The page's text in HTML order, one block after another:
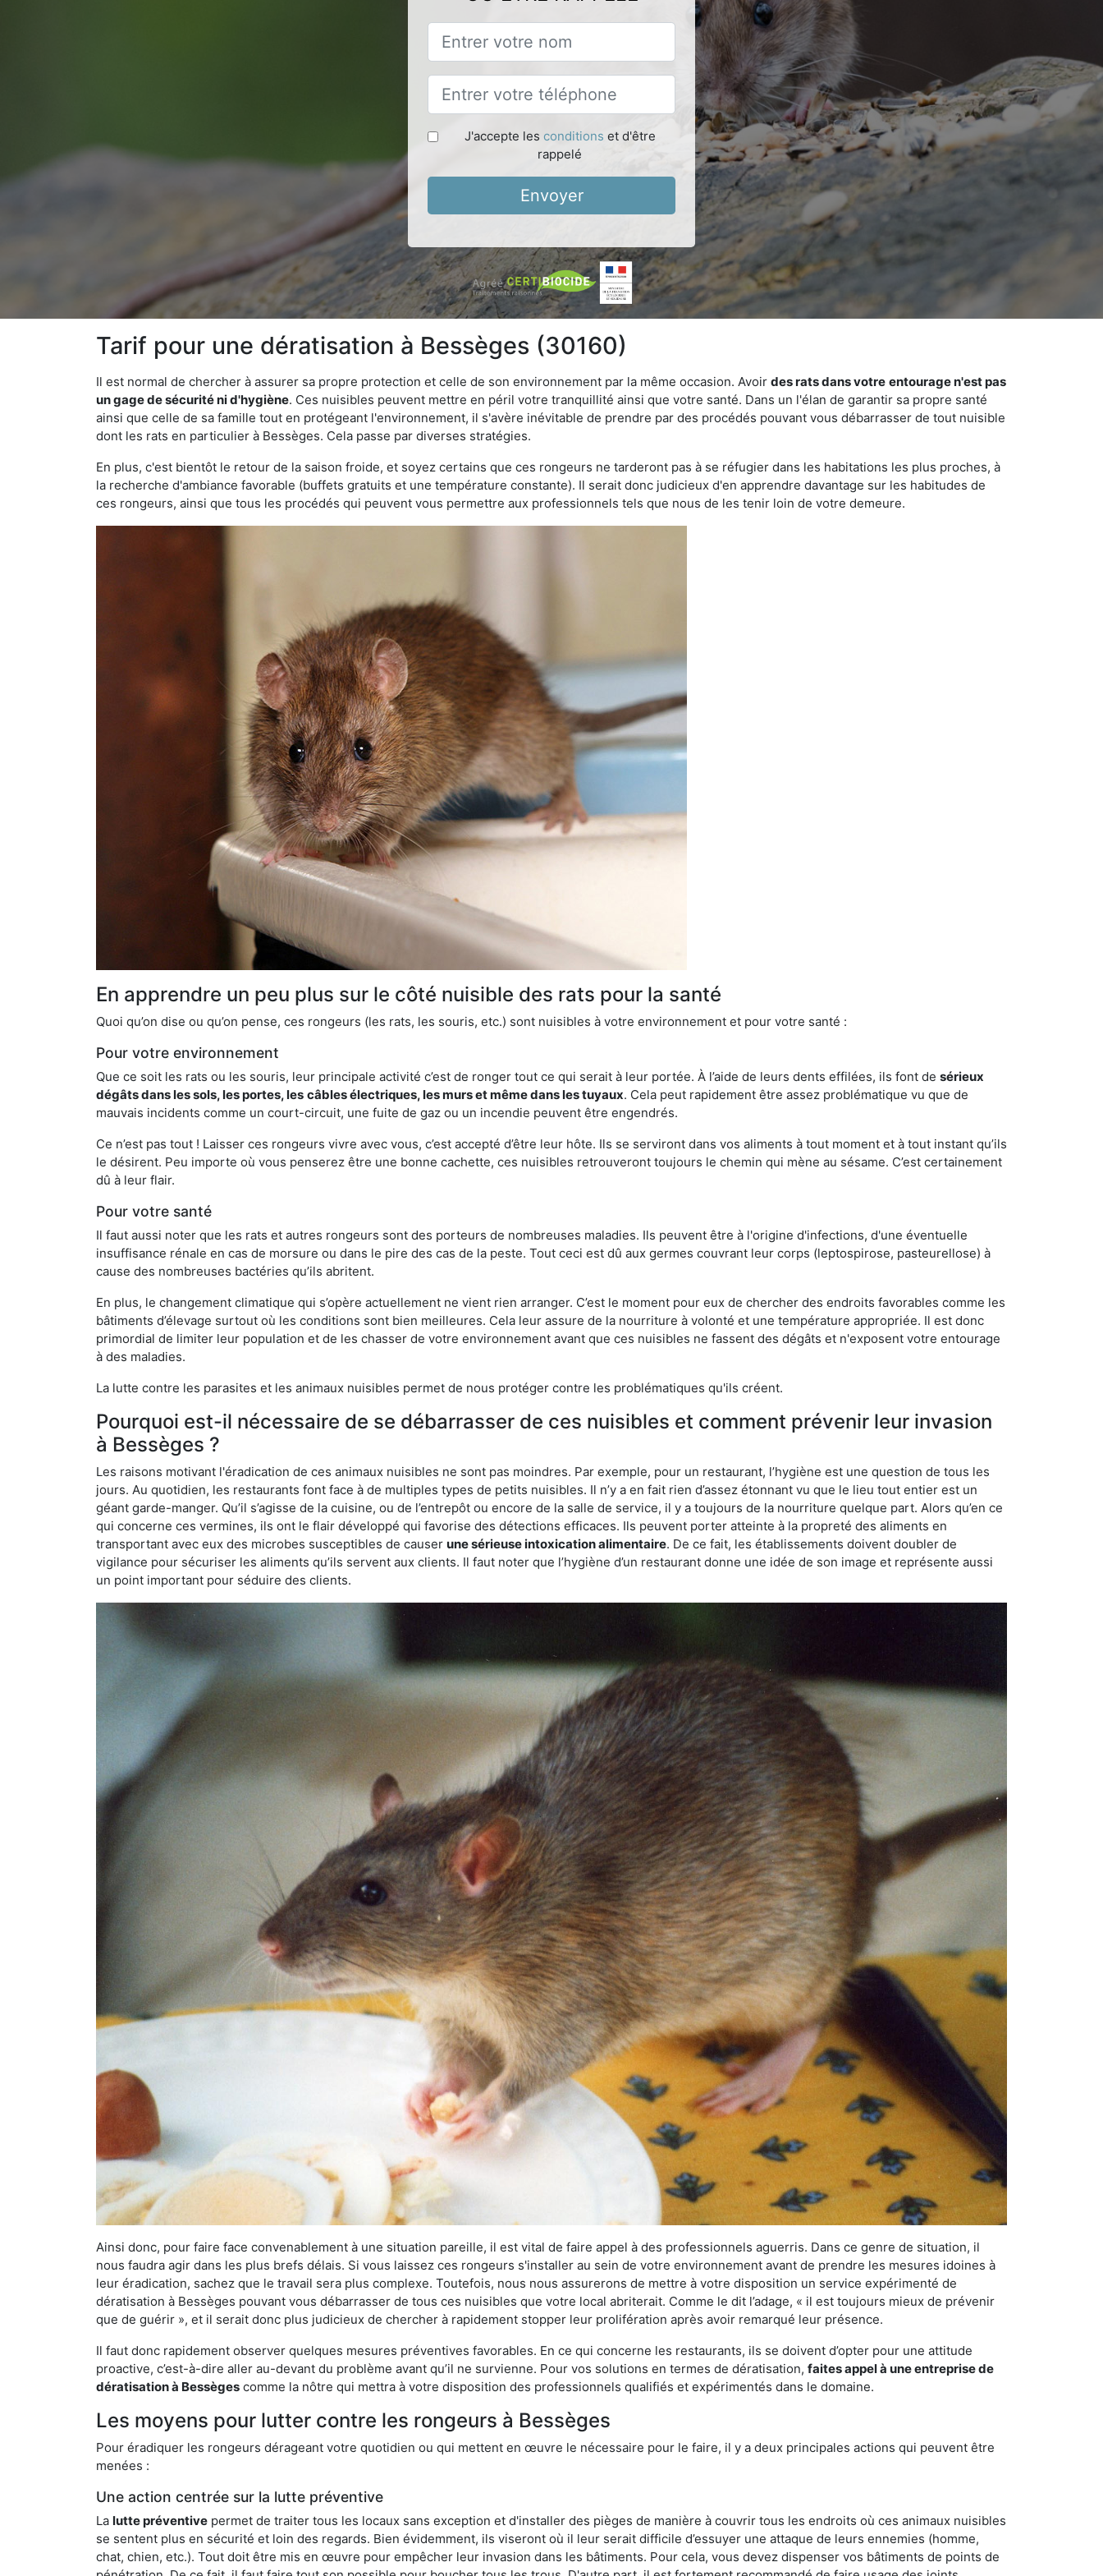
J'accepte les conditions et d'être
rappelé
Envoyer
Tarif pour une dératisation à Bessèges (30160)
Il est normal de chercher à assurer sa propre protection et celle de son environnement par la même occasion. Avoir des rats dans votre entourage n'est pas
un gage de sécurité ni d'hygiène. Ces nuisibles peuvent mettre en péril votre tranquillité ainsi que votre santé. Dans un l'élan de garantir sa propre santé
ainsi que celle de sa famille tout en protégeant l'environnement, il s'avère inévitable de prendre par des procédés pouvant vous débarrasser de tout nuisible
dont les rats en particulier à Bessèges. Cela passe par diverses stratégies.
En plus, c'est bientôt le retour de la saison froide, et soyez certains que ces rongeurs ne tarderont pas à se réfugier dans les habitations les plus proches, à
la recherche d'ambiance favorable (buffets gratuits et une température constante). Il serait donc judicieux d'en apprendre davantage sur les habitudes de
ces rongeurs, ainsi que tous les procédés qui peuvent vous permettre aux professionnels tels que nous de les tenir loin de votre demeure.
En apprendre un peu plus sur le côté nuisible des rats pour la santé
Quoi qu’on dise ou qu’on pense, ces rongeurs (les rats, les souris, etc.) sont nuisibles à votre environnement et pour votre santé :
Pour votre environnement
Que ce soit les rats ou les souris, leur principale activité c’est de ronger tout ce qui serait à leur portée. À l’aide de leurs dents effilées, ils font de sérieux
dégâts dans les sols, les portes, les câbles électriques, les murs et même dans les tuyaux. Cela peut rapidement être assez problématique vu que de
mauvais incidents comme un court-circuit, une fuite de gaz ou un incendie peuvent être engendrés.
Ce n’est pas tout ! Laisser ces rongeurs vivre avec vous, c’est accepté d’être leur hôte. Ils se serviront dans vos aliments à tout moment et à tout instant qu’ils
le désirent. Peu importe où vous penserez être une bonne cachette, ces nuisibles retrouveront toujours le chemin qui mène au sésame. C’est certainement
dû à leur flair.
Pour votre santé
Il faut aussi noter que les rats et autres rongeurs sont des porteurs de nombreuses maladies. Ils peuvent être à l'origine d'infections, d'une éventuelle
insuffisance rénale en cas de morsure ou dans le pire des cas de la peste. Tout ceci est dû aux germes couvrant leur corps (leptospirose, pasteurellose) à
cause des nombreuses bactéries qu’ils abritent.
En plus, le changement climatique qui s’opère actuellement ne vient rien arranger. C’est le moment pour eux de chercher des endroits favorables comme les
bâtiments d’élevage surtout où les conditions sont bien meilleures. Cela leur assure de la nourriture à volonté et une température appropriée. Il est donc
primordial de limiter leur population et de les chasser de votre environnement avant que ces nuisibles ne fassent des dégâts et n'exposent votre entourage
à des maladies.
La lutte contre les parasites et les animaux nuisibles permet de nous protéger contre les problématiques qu'ils créent.
Pourquoi est-il nécessaire de se débarrasser de ces nuisibles et comment prévenir leur invasion
à Bessèges ?
Les raisons motivant l'éradication de ces animaux nuisibles ne sont pas moindres. Par exemple, pour un restaurant, l’hygiène est une question de tous les
jours. Au quotidien, les restaurants font face à de multiples types de petits nuisibles. Il n’y a en fait rien d’assez étonnant vu que le lieu tout entier est un
géant garde-manger. Qu’il s’agisse de la cuisine, ou de l’entrepôt ou encore de la salle de service, il y a toujours de la nourriture quelque part. Alors qu’en ce
qui concerne ces vermines, ils ont le flair développé qui favorise des détections efficaces. Ils peuvent porter atteinte à la propreté des aliments en
transportant avec eux des microbes susceptibles de causer une sérieuse intoxication alimentaire. De ce fait, les établissements doivent doubler de
vigilance pour sécuriser les aliments qu’ils servent aux clients. Il faut noter que l’hygiène d’un restaurant donne une idée de son image et représente aussi
un point important pour séduire des clients.
Ainsi donc, pour faire face convenablement à une situation pareille, il est vital de faire appel à des professionnels aguerris. Dans ce genre de situation, il
nous faudra agir dans les plus brefs délais. Si vous laissez ces rongeurs s'installer au sein de votre environnement avant de prendre les mesures idoines à
leur éradication, sachez que le travail sera plus complexe. Toutefois, nous nous assurerons de mettre à votre disposition un service expérimenté de
dératisation à Bessèges pouvant vous débarrasser de tous ces nuisibles que votre local abriterait. Comme le dit l’adage, « il est toujours mieux de prévenir
que de guérir », et il serait donc plus judicieux de chercher à rapidement stopper leur prolifération après avoir remarqué leur présence.
Il faut donc rapidement observer quelques mesures préventives favorables. En ce qui concerne les restaurants, ils se doivent d’opter pour une attitude
proactive, c’est-à-dire aller au-devant du problème avant qu’il ne survienne. Pour vos solutions en termes de dératisation, faites appel à une entreprise de
dératisation à Bessèges comme la nôtre qui mettra à votre disposition des professionnels qualifiés et expérimentés dans le domaine.
Les moyens pour lutter contre les rongeurs à Bessèges
Pour éradiquer les rongeurs dérageant votre quotidien ou qui mettent en œuvre le nécessaire pour le faire, il y a deux principales actions qui peuvent être
menées :
Une action centrée sur la lutte préventive
La lutte préventive permet de traiter tous les locaux sans exception et d'installer des pièges de manière à couvrir tous les endroits où ces animaux nuisibles
se sentent plus en sécurité et loin des regards. Bien évidemment, ils viseront où il leur serait difficile d’essuyer une attaque de leurs ennemies (homme,
chat, chien, etc.). Tout doit être mis en œuvre pour empêcher leur invasion dans les bâtiments. Pour cela, vous devez dispenser vos bâtiments de points de